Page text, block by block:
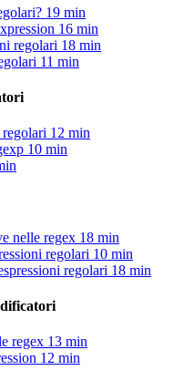
19 min
16 min
regolari 18 min
11 min
regolari 12 min
10 min
nelle regex 18 min
regolari 10 min
regolari 18 min
regex 13 min
12 min